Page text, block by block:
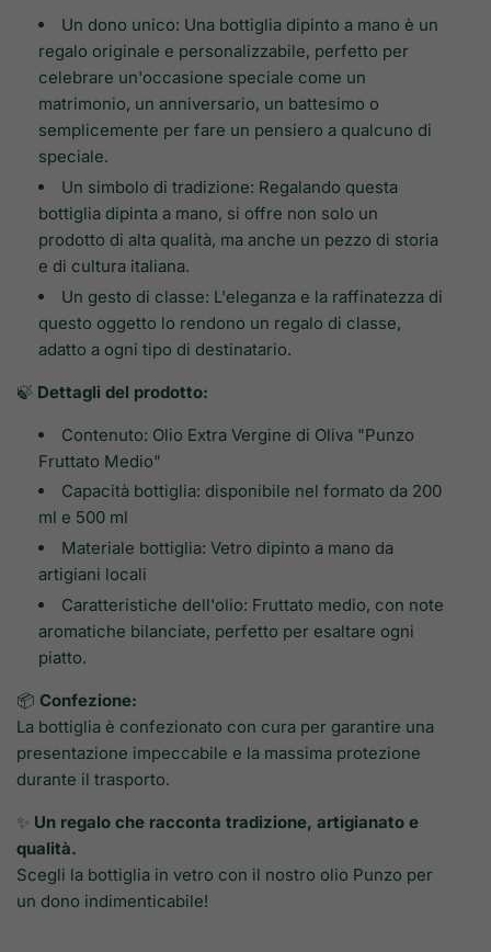
Un dono unico: Una bottiglia dipinto a mano è un
regalo originale e personalizzabile, perfetto per
celebrare un'occasione speciale come un
matrimonio, un anniversario, un battesimo o
semplicemente per fare un pensiero a qualcuno di
speciale.
Un simbolo di tradizione: Regalando questa
bottiglia dipinta a mano, si offre non solo un
prodotto di alta qualità, ma anche un pezzo di storia
e di cultura italiana.
Un gesto di classe: L'eleganza e la raffinatezza di
questo oggetto lo rendono un regalo di classe,
adatto a ogni tipo di destinatario.
🍃 Dettagli del prodotto:
Contenuto: Olio Extra Vergine di Oliva "Punzo
Fruttato Medio"
Capacità bottiglia: disponibile nel formato da 200
ml e 500 ml
Materiale bottiglia: Vetro dipinto a mano da
artigiani locali
Caratteristiche dell'olio: Fruttato medio, con note
aromatiche bilanciate, perfetto per esaltare ogni
piatto.
📦 Confezione:
La bottiglia è confezionato con cura per garantire una
presentazione impeccabile e la massima protezione
durante il trasporto.
✨ Un regalo che racconta tradizione, artigianato e
qualità.
Scegli la bottiglia in vetro con il nostro olio Punzo per
un dono indimenticabile!